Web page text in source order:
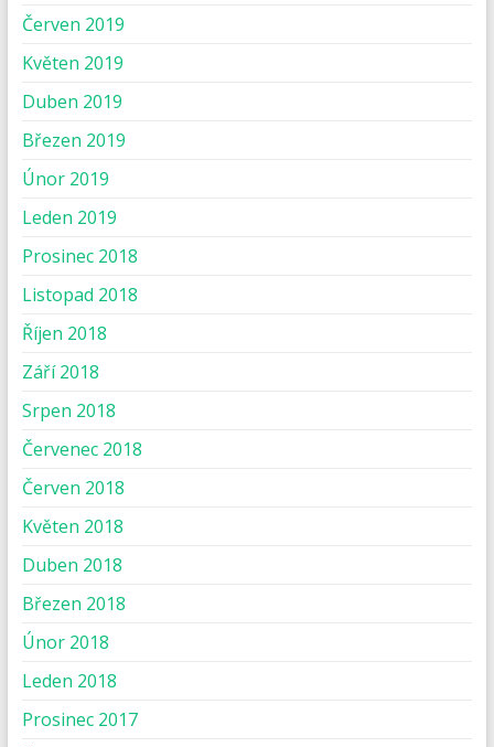
Červen 2019
Květen 2019
Duben 2019
Březen 2019
Únor 2019
Leden 2019
Prosinec 2018
Listopad 2018
Říjen 2018
Září 2018
Srpen 2018
Červenec 2018
Červen 2018
Květen 2018
Duben 2018
Březen 2018
Únor 2018
Leden 2018
Prosinec 2017